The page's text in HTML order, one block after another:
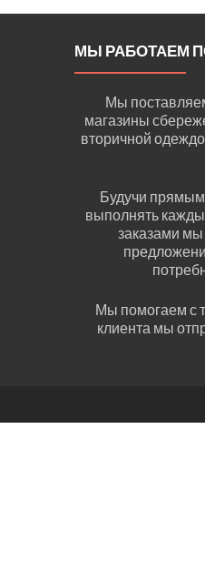
МЫ РАБОТАЕМ
Мы
магазины
вторичной
Будучи
выполнять
заказами
Мы помогаем с
клиента мы